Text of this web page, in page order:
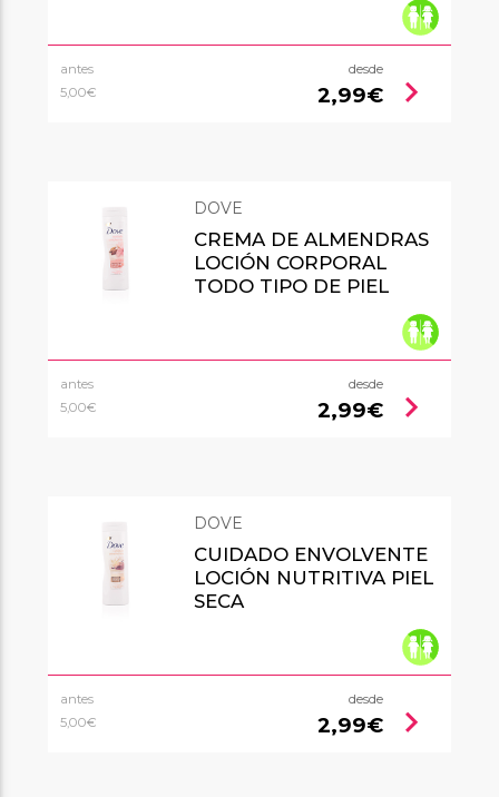
antes
5,00€
desde
2,99€ chevron_right
DOVE
CREMA DE ALMENDRAS
LOCIÓN CORPORAL
TODO TIPO DE PIEL
antes
5,00€
desde
2,99€ chevron_right
DOVE
CUIDADO ENVOLVENTE
LOCIÓN NUTRITIVA PIEL
SECA
antes
5,00€
desde
2,99€ chevron_right